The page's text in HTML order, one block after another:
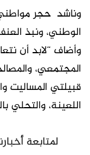
وناشد حجر
الوطني، ونبذ
وأضاف “لابد أن
المجتمعي،
قبيلتي المساليت
اللعينة، والتحلي